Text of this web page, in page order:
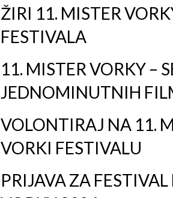
ŽIRI 11. MISTER
FESTIVALA
11. MISTER VORKY –
JEDNOMINUTNIH
VOLONTIRAJ NA 11.
VORKI FESTIVALU
PRIJAVA ZA